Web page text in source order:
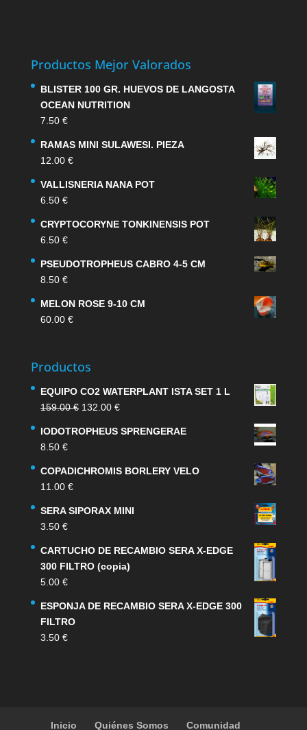
Productos Mejor Valorados
BLISTER 100 GR. HUEVOS DE LANGOSTA
OCEAN NUTRITION
7.50 €
RAMAS MINI SULAWESI. PIEZA
12.00 €
VALLISNERIA NANA POT
6.50 €
CRYPTOCORYNE TONKINENSIS POT
6.50 €
PSEUDOTROPHEUS CABRO 4-5 CM
8.50 €
MELON ROSE 9-10 CM
60.00 €
Productos
EQUIPO CO2 WATERPLANT ISTA SET 1 L
159.00€ El
original
159.00 €.
132.00 €El
actual
132.00 €.
IODOTROPHEUS SPRENGERAE
8.50 €
COPADICHROMIS BORLERY VELO
11.00 €
SERA SIPORAX MINI
3.50 €
CARTUCHO DE RECAMBIO SERA X-EDGE
300 FILTRO (copia)
5.00 €
ESPONJA DE RECAMBIO SERA X-EDGE 300
FILTRO
3.50 €
Inicio Quiénes Somos Comunidad